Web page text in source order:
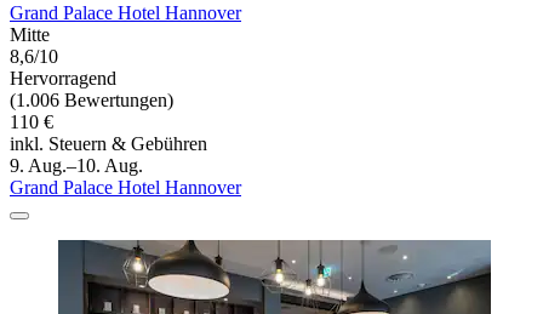
Grand Palace Hotel Hannover
Mitte
8,6/10
Hervorragend
(1.006 Bewertungen)
110 €
inkl. Steuern & Gebühren
9. Aug.–10. Aug.
Grand Palace Hotel Hannover